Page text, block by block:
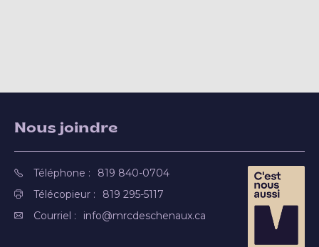
Nous joindre
Téléphone :
819 840-0704
Télécopieur :
819 295-5117
Courriel :
info@mrcdeschenaux.ca